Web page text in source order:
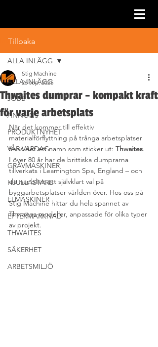
Inlägg
ALLA INLÄGG
JOBB
ANNONS
PRODUKTNYHET
VÅR VARDAG
GRÄVMASKINER
HJULLASTARE
ELMASKINER
EFTERMARKNAD
THWAITES
SÄKERHET
ARBETSMILJÖ
ALLA INLÄGG
Thwaites dumprar – kompakt kraft
för varje arbetsplats
Stig Machine
26 sep. 2025
När det kommer till effektiv
materialförflyttning på trånga arbetsplatser
finns det ett namn som sticker ut: Thwaites.
I över 80 år har de brittiska dumprarna
tillverkats i Leamington Spa, England – och
de har blivit ett självklart val på
byggarbetsplatser världen över. Hos oss på
Stig Machine hittar du hela spannet av
Thwaites-modeller, anpassade för olika typer
av projekt.
Tillbaka